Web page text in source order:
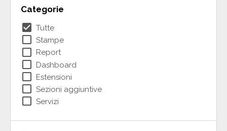
Categorie
check_box Tutte
check_box_outline_blank Stampe
check_box_outline_blank Report
check_box_outline_blank Dashboard
check_box_outline_blank Estensioni
check_box_outline_blank Sezioni aggiuntive
check_box_outline_blank Servizi